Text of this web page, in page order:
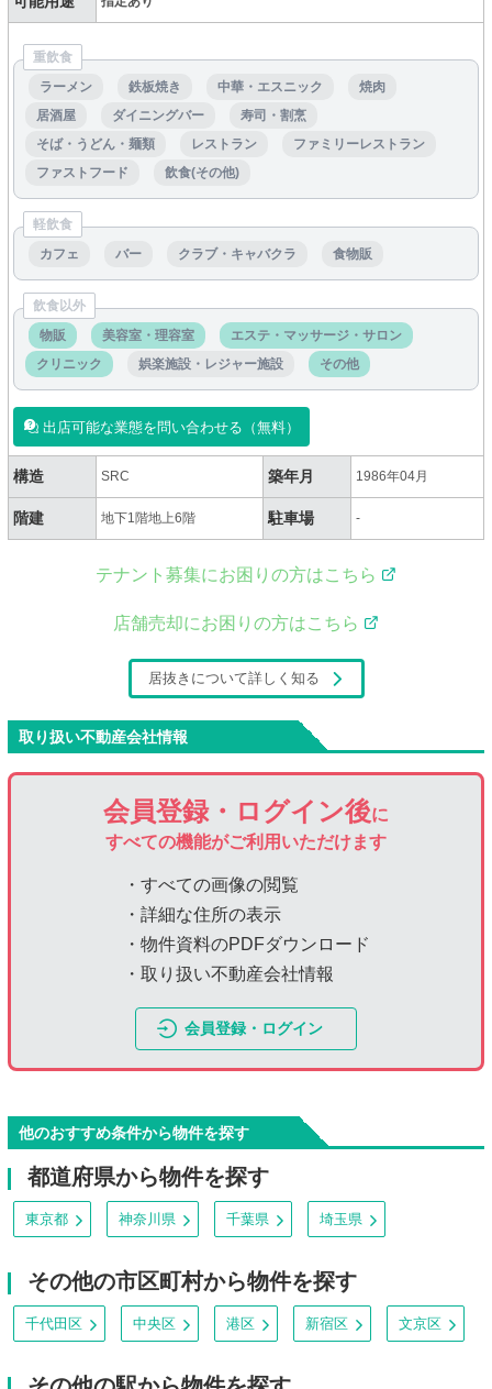
重飲食
ラーメン
鉄板焼き 中華・エスニック
焼肉
居酒屋
ダイニングバー
寿司・割烹
そば・うどん・麺類
レストラン
ファミリーレストラン
ファストフード
飲食(その他)
軽飲食
カフェ
バー クラブ・キャバクラ 食物販
飲食以外
物販
美容室・理容室
エステ・マッサージ・サロン
クリニック
娯楽施設・レジャー施設 その他
出店可能な業態を問い合わせる（無料）
構造 SRC 築年月 1986年04月
階建 地下1階地上6階 駐車場 -
テナント募集にお困りの方はこちら
店舗売却にお困りの方はこちら
居抜きについて詳しく知る
取り扱い不動産会社情報
会員登録・ログイン後に
すべての機能がご利用いただけます
・すべての画像の閲覧
・詳細な住所の表示
・物件資料のPDFダウンロード
・取り扱い不動産会社情報
会員登録・ログイン
他のおすすめ条件から物件を探す
都道府県から物件を探す
東京都 神奈川県 千葉県 埼玉県
その他の市区町村から物件を探す
千代田区 中央区 港区 新宿区 文京区